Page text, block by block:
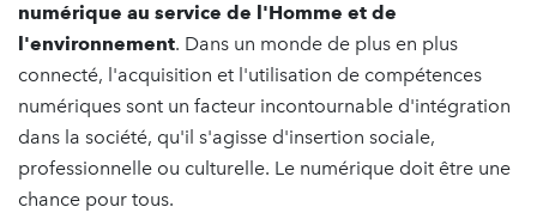
numérique au service de l'Homme et de
l'environnement. Dans un monde de plus en plus
connecté, l'acquisition et l'utilisation de compétences
numériques sont un facteur incontournable d'intégration
dans la société, qu'il s'agisse d'insertion sociale,
professionnelle ou culturelle. Le numérique doit être une
chance pour tous.